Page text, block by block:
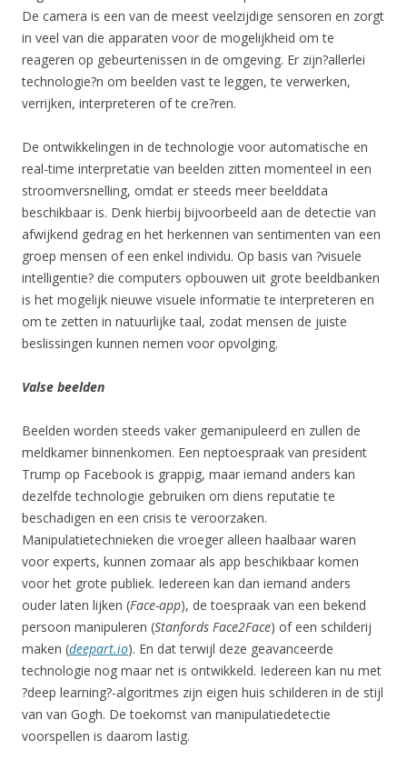
De camera is een van de meest veelzijdige sensoren en zorgt
in veel van die apparaten voor de mogelijkheid om te
reageren op gebeurtenissen in de omgeving. Er zijn?allerlei
technologie?n om beelden vast te leggen, te verwerken,
verrijken, interpreteren of te cre?ren.
De ontwikkelingen in de technologie voor automatische en
real-time interpretatie van beelden zitten momenteel in een
stroomversnelling, omdat er steeds meer beelddata
beschikbaar is. Denk hierbij bijvoorbeeld aan de detectie van
afwijkend gedrag en het herkennen van sentimenten van een
groep mensen of een enkel individu. Op basis van ?visuele
intelligentie? die computers opbouwen uit grote beeldbanken
is het mogelijk nieuwe visuele informatie te interpreteren en
om te zetten in natuurlijke taal, zodat mensen de juiste
beslissingen kunnen nemen voor opvolging.
Valse beelden
Beelden worden steeds vaker gemanipuleerd en zullen de
meldkamer binnenkomen. Een neptoespraak van president
Trump op Facebook is grappig, maar iemand anders kan
dezelfde technologie gebruiken om diens reputatie te
beschadigen en een crisis te veroorzaken.
Manipulatietechnieken die vroeger alleen haalbaar waren
voor experts, kunnen zomaar als app beschikbaar komen
voor het grote publiek. Iedereen kan dan iemand anders
ouder laten lijken (Face-app), de toespraak van een bekend
persoon manipuleren (Stanfords Face2Face) of een schilderij
maken (deepart.io). En dat terwijl deze geavanceerde
technologie nog maar net is ontwikkeld. Iedereen kan nu met
?deep learning?-algoritmes zijn eigen huis schilderen in de stijl
van van Gogh. De toekomst van manipulatiedetectie
voorspellen is daarom lastig.